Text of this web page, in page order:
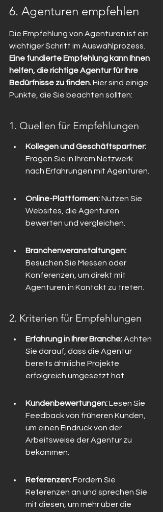
6. Agenturen empfehlen
Die Empfehlung von Agenturen ist ein
wichtiger Schritt im Auswahlprozess.
Eine fundierte Empfehlung kann Ihnen
helfen, die richtige Agentur für Ihre
Bedürfnisse zu finden. Hier sind einige
Punkte, die Sie beachten sollten:
1. Quellen für Empfehlungen
Kollegen und Geschäftspartner:
Fragen Sie in Ihrem Netzwerk
nach Erfahrungen mit Agenturen.
Online-Plattformen: Nutzen Sie
Websites, die Agenturen
bewerten und vergleichen.
Branchenveranstaltungen:
Besuchen Sie Messen oder
Konferenzen, um direkt mit
Agenturen in Kontakt zu treten.
2. Kriterien für Empfehlungen
Erfahrung in Ihrer Branche: Achten
Sie darauf, dass die Agentur
bereits ähnliche Projekte
erfolgreich umgesetzt hat.
Kundenbewertungen: Lesen Sie
Feedback von früheren Kunden,
um einen Eindruck von der
Arbeitsweise der Agentur zu
bekommen.
Referenzen: Fordern Sie
Referenzen an und sprechen Sie
mit diesen, um mehr über die